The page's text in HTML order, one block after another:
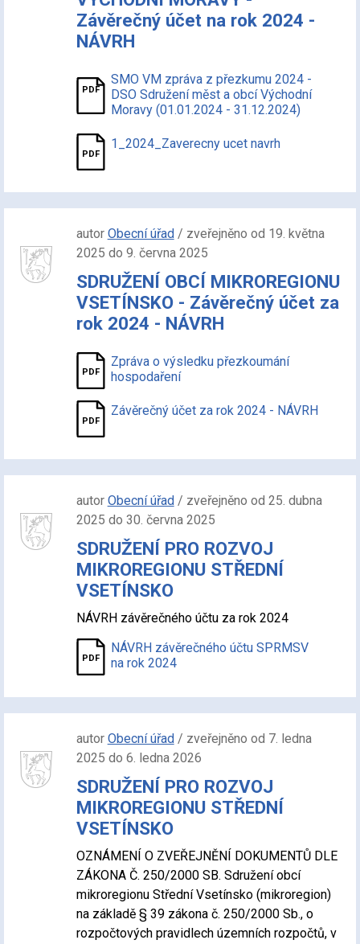
Závěrečný účet na rok 2024 -
NÁVRH
SMO VM zpráva z přezkumu 2024 -
DSO Sdružení měst a obcí Východní
Moravy (01.01.2024 - 31.12.2024)
1_2024_Zaverecny ucet navrh
autor Obecní úřad/ zveřejněno od 19. května
2025 do 9. června 2025
SDRUŽENÍ OBCÍ MIKROREGIONU
VSETÍNSKO - Závěrečný účet za
rok 2024 - NÁVRH
Zpráva o výsledku přezkoumání
hospodaření
Závěrečný účet za rok 2024 - NÁVRH
autor Obecní úřad/ zveřejněno od 25. dubna
2025 do 30. června 2025
SDRUŽENÍ PRO ROZVOJ
MIKROREGIONU STŘEDNÍ
VSETÍNSKO
NÁVRH závěrečného účtu za rok 2024
NÁVRH závěrečného účtu SPRMSV
na rok 2024
autor Obecní úřad/ zveřejněno od 7. ledna
2025 do 6. ledna 2026
SDRUŽENÍ PRO ROZVOJ
MIKROREGIONU STŘEDNÍ
VSETÍNSKO
OZNÁMENÍ O ZVEŘEJNĚNÍ DOKUMENTŮ DLE
ZÁKONA Č. 250/2000 SB. Sdružení obcí
mikroregionu Střední Vsetínsko (mikroregion)
na základě § 39 zákona č. 250/2000 Sb., o
rozpočtových pravidlech územních rozpočtů, v